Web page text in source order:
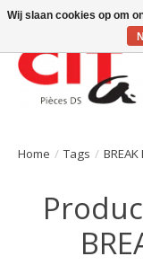
Home / Tags / BREAK
Wij slaan cookies op om